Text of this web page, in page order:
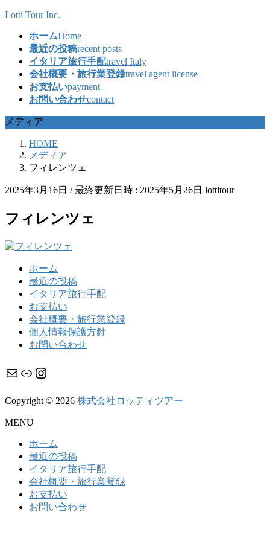
コ
ッ
プ
ナ
移
動
Lotti Tour Inc.
ホームHome
最近の投稿recent posts
イタリア旅行手配travel Italy
会社概要・旅行業登録travel agent license
お支払いpayment
お問い合わせcontact
メディア
HOME
メディア
フィレンツェ
2025年3月16日 / 最終更新日時 : 2025年5月26日 lottitour
フィレンツェ
ホーム
最近の投稿
イタリア旅行手配
お支払い
会社概要・旅行業登録
個人情報保護方針
お問い合わせ
メール リンク Instagram
Copyright © 2026 株式会社ロッティツアー
MENU
ホーム
最近の投稿
イタリア旅行手配
会社概要・旅行業登録
お支払い
お問い合わせ